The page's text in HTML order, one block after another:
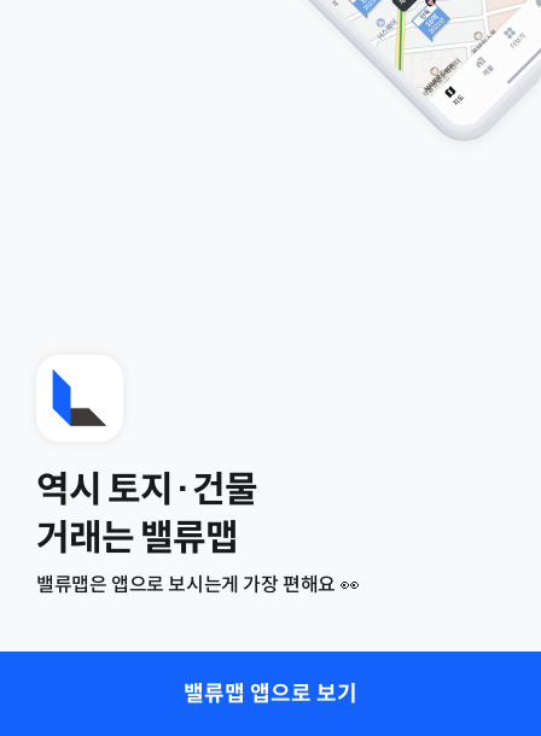
역시 토지·건물
거래는 밸류맵
밸류맵은 앱으로 보시는게 가장 편해요 👀
밸류맵 앱으로 보기